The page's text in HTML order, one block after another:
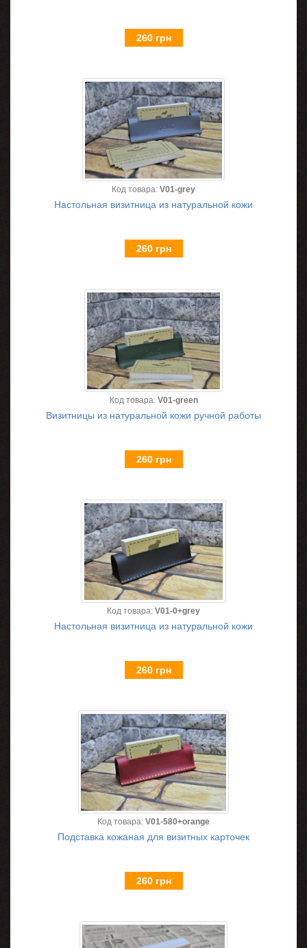
260 грн
Код товара: V01-grey
Настольная визитница из натуральной кожи
260 грн
Код товара: V01-green
Визитницы из натуральной кожи ручной работы
260 грн
Код товара: V01-0+grey
Настольная визитница из натуральной кожи
260 грн
Код товара: V01-580+orange
Подставка кожаная для визитных карточек
260 грн